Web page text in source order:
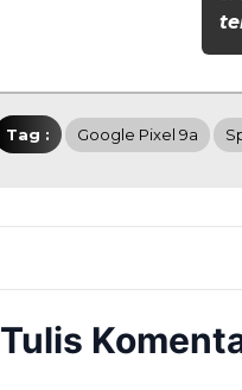
Tag : Google Pixel 9a
Tulis